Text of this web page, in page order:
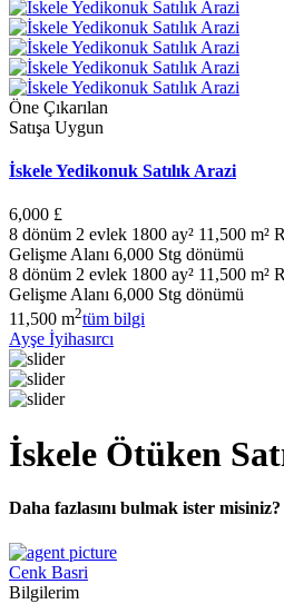
Öne Çıkarılan
Satışa Uygun
İskele Yedikonuk Satılık Arazi
6,000 £
8 dönüm 2 evlek 1800 ay² 11,500 m²
Gelişme Alanı 6,000 Stg dönümü
8 dönüm 2 evlek 1800 ay² 11,500 m²
Gelişme Alanı 6,000 Stg dönümü
11,500 m2tüm bilgi
Ayşe İyihasırcı
İskele Ötüken
Daha fazlasını bulmak ister misiniz?
Cenk Basri
Bilgilerim